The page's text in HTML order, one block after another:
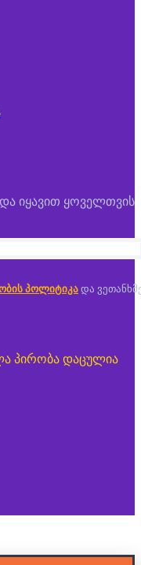
იყავით ყოველთვის
პოლიტიკა და
პირობა დაცულია